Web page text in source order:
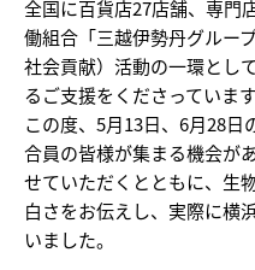
全国に百貨店27店舗、専門
働組合「三越伊勢丹グルー
社会貢献）活動の一環とし
るご支援をくださっています
この度、5月13日、6月28日
合員の皆様が集まる機会が
せていただくとともに、生
白さをお伝えし、実際に横
いました。